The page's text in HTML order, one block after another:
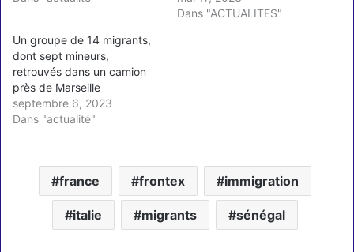
Dans "ACTUALITES"
Un groupe de 14 migrants,
dont sept mineurs,
retrouvés dans un camion
près de Marseille
septembre 6, 2023
Dans "actualité"
france frontex immigration
italie migrants sénégal